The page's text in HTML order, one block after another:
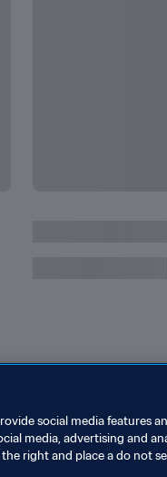
social media features
media, advertising and
right and place a do not